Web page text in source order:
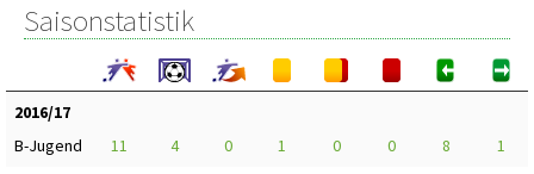
Saisonstatistik
2016/17
B-Jugend
11 4 0 1 0 0 8 1